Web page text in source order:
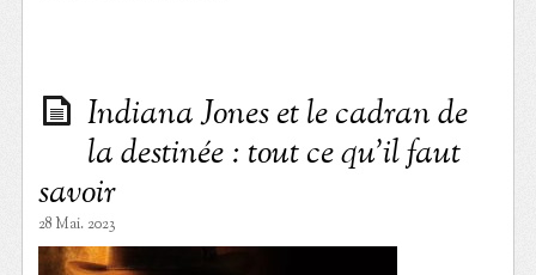
Indiana Jones et le cadran de
la destinée : tout ce qu’il faut
savoir
28 Mai. 2023